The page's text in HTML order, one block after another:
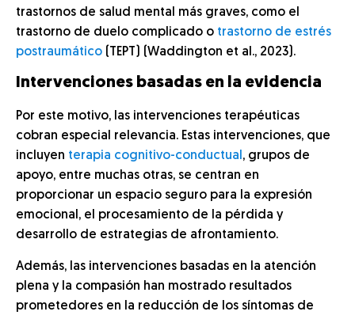
trastornos de salud mental más graves, como el
trastorno de duelo complicado o trastorno de estrés
postraumático (TEPT) (Waddington et al., 2023).
Intervenciones basadas en la evidencia
Por este motivo, las intervenciones terapéuticas
cobran especial relevancia. Estas intervenciones, que
incluyen terapia cognitivo-conductual , grupos de
apoyo, entre muchas otras, se centran en
proporcionar un espacio seguro para la expresión
emocional, el procesamiento de la pérdida y
desarrollo de estrategias de afrontamiento.
Además, las intervenciones basadas en la atención
plena y la compasión han mostrado resultados
prometedores en la reducción de los síntomas de